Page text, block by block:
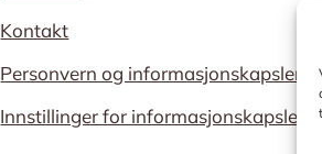
Kontakt
Personvern og informasjonskapsler
Innstillinger for informasjonskapsler